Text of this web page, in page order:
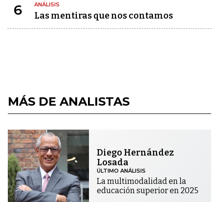
6 ANÁLISIS
Las mentiras que nos contamos
MÁS DE ANALISTAS
Diego Hernández
Losada
ÚLTIMO ANÁLISIS
La multimodalidad en la
educación superior en 2025